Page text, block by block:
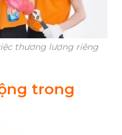
thương lượng riêng
trong